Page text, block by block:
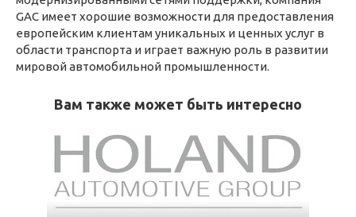
GAC имеет хорошие возможности для предоставления
европейским клиентам уникальных и ценных услуг в
области транспорта и играет важную роль в развитии
мировой автомобильной промышленности.
Вам также может быть интересно